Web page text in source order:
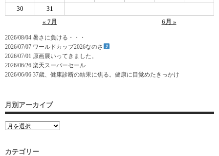
« 7月 6月 »
30
31
2026/08/04 暑さに負ける・・・
2026/07/07 ワールドカップ2026なのさ
2026/07/01 原画展いってきました。
2026/06/26 楽天スーパーセール
2026/06/06 37歳、健康診断の結果に焦る。健康に目覚めたきっかけ
月別アーカイブ
カテゴリー